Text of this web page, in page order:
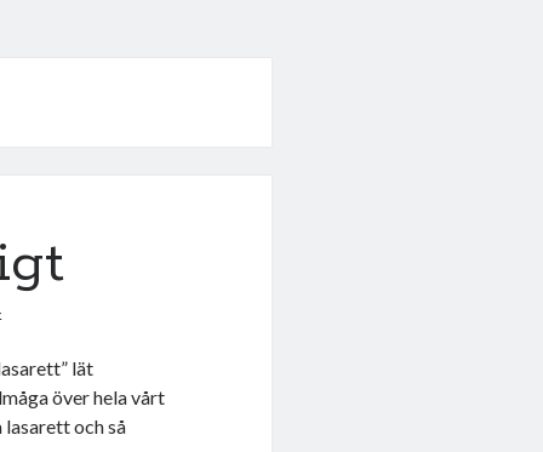
lät
över hela vårt
och så